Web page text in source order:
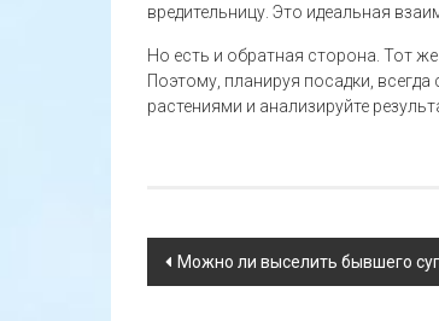
вредительницу. Это идеальная
Но есть и обратная сторона. Тот
Поэтому, планируя посадки,
растениями и анализируйте
Навигация
Можно ли выселить бывшего